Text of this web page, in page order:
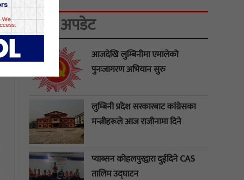
ताजा अपडेट
आजदेखि लुम्बिनीमा एमालेको
पुनःजागरण अभियान सुरु
लुम्बिनी प्रदेश सरकारबाट कांग्रेसका
मन्त्रीहरूले आज राजीनामा दिने
प्याब्सन कोहलपुरद्वारा दुईदिने CAS
तालिम उद्घाटन